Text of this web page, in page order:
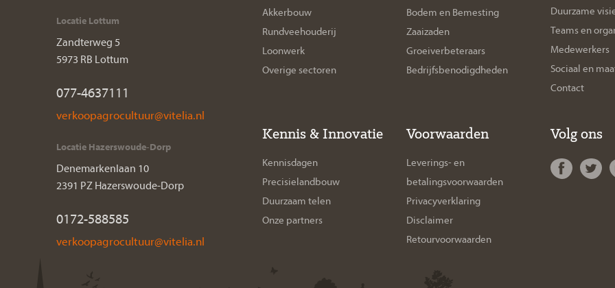
Locatie Lottum
Zandterweg 5
5973 RB Lottum
077-4637111
Locatie Hazerswoude-Dorp
Denemarkenlaan 10
2391 PZ Hazerswoude-Dorp
0172-588585
Akkerbouw
Rundveehouderij
Loonwerk
Overige sectoren
Bodem en Bemesting
Zaaizaden
Groeiverbeteraars
Bedrijfsbenodigdheden
Duurzame
Teams en
Medewerkers
Sociaal en
Contact
Kennis & Innovatie
Kennisdagen
Precisielandbouw
Duurzaam telen
Onze partners
Voorwaarden
Leverings- en
betalingsvoorwaarden
Privacyverklaring
Disclaimer
Retourvoorwaarden
Volg ons